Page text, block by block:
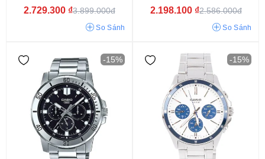
Phiên bản giới hạn
2.729.300 ₫3.899.000đ
So Sánh
2.198.100 ₫2.586.000đ
So Sánh
-15% -15%